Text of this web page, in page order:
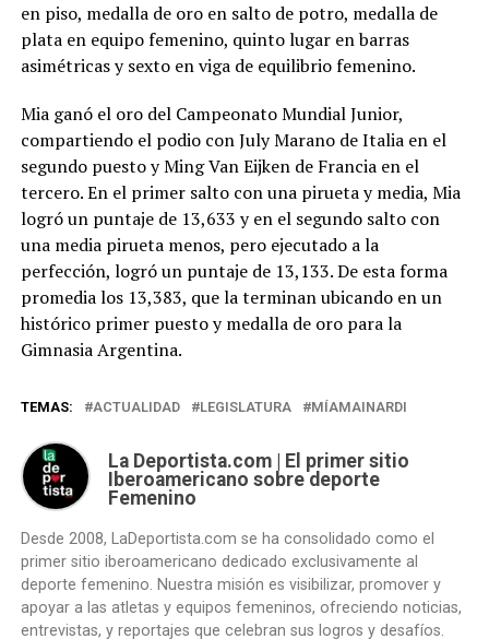
en piso, medalla de oro en salto de potro, medalla de
plata en equipo femenino, quinto lugar en barras
asimétricas y sexto en viga de equilibrio femenino.
Mia ganó el oro del Campeonato Mundial Junior,
compartiendo el podio con July Marano de Italia en el
segundo puesto y Ming Van Eijken de Francia en el
tercero. En el primer salto con una pirueta y media, Mia
logró un puntaje de 13,633 y en el segundo salto con
una media pirueta menos, pero ejecutado a la
perfección, logró un puntaje de 13,133. De esta forma
promedia los 13,383, que la terminan ubicando en un
histórico primer puesto y medalla de oro para la
Gimnasia Argentina.
TEMAS: ACTUALIDAD LEGISLATURA MÍAMAINARDI
La Deportista.com | El primer sitio
Iberoamericano sobre deporte
Femenino
Desde 2008, LaDeportista.com se ha consolidado como el
primer sitio iberoamericano dedicado exclusivamente al
deporte femenino. Nuestra misión es visibilizar, promover y
apoyar a las atletas y equipos femeninos, ofreciendo noticias,
entrevistas, y reportajes que celebran sus logros y desafíos.